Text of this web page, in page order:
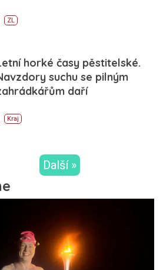
ZL
horké časy pěstitelské.
suchu se pilným
daří
Kraj
Další »